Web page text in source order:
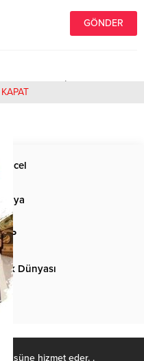
yukarıdaki form
Güncel
Dünya
Dünyası
hizmet eder. .